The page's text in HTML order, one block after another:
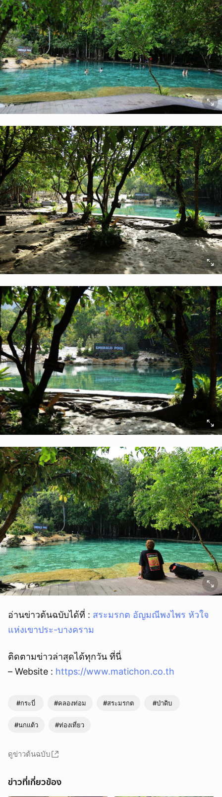
อ่านข่าวต้นฉบับได้ที่ : สระมรกต อัญมณีพงไพร หัวใจ
แห่งเขาประ-บางคราม
ติดตามข่าวล่าสุดได้ทุกวัน ที่นี่
– Website : https://www.matichon.co.th
#กระบี่ #คลองท่อม #สระมรกต #ป่าดิบ
#นกแต้ว #ท่องเที่ยว
ดูข่าวต้นฉบับ
ข่าวที่เกี่ยวข้อง